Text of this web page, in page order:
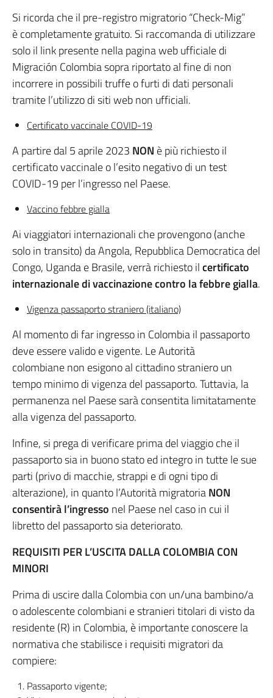
Si ricorda che il pre-registro migratorio “Check-Mig”
è completamente gratuito. Si raccomanda di utilizzare
solo il link presente nella pagina web ufficiale di
Migración Colombia sopra riportato al fine di non
incorrere in possibili truffe o furti di dati personali
tramite l’utilizzo di siti web non ufficiali.
Certificato vaccinale COVID-19
A partire dal 5 aprile 2023 NON è più richiesto il
certificato vaccinale o l’esito negativo di un test
COVID-19 per l’ingresso nel Paese.
Vaccino febbre gialla
Ai viaggiatori internazionali che provengono (anche
solo in transito) da Angola, Repubblica Democratica del
Congo, Uganda e Brasile, verrà richiesto ilcertificato
internazionale di vaccinazione contro la febbre gialla.
Vigenza passaporto straniero (italiano)
Al momento di far ingresso in Colombia il passaporto
deve essere valido e vigente. Le Autorità
colombiane non esigono al cittadino straniero un
tempo minimo di vigenza del passaporto. Tuttavia, la
permanenza nel Paese sarà consentita limitatamente
alla vigenza del passaporto.
Infine, si prega di verificare prima del viaggio che il
passaporto sia in buono stato ed integro in tutte le sue
parti (privo di macchie, strappi e di ogni tipo di
alterazione), in quanto l’Autorità migratoriaNON
consentirà l’ingresso nel Paese nel caso in cui il
libretto del passaporto sia deteriorato.
REQUISITI PER L’USCITA DALLA COLOMBIA CON
MINORI
Prima di uscire dalla Colombia con un/una bambino/a
o adolescente colombiani e stranieri titolari di visto da
residente (R) in Colombia, è importante conoscere la
normativa che stabilisce i requisiti migratori da
compiere:
Passaporto vigente;